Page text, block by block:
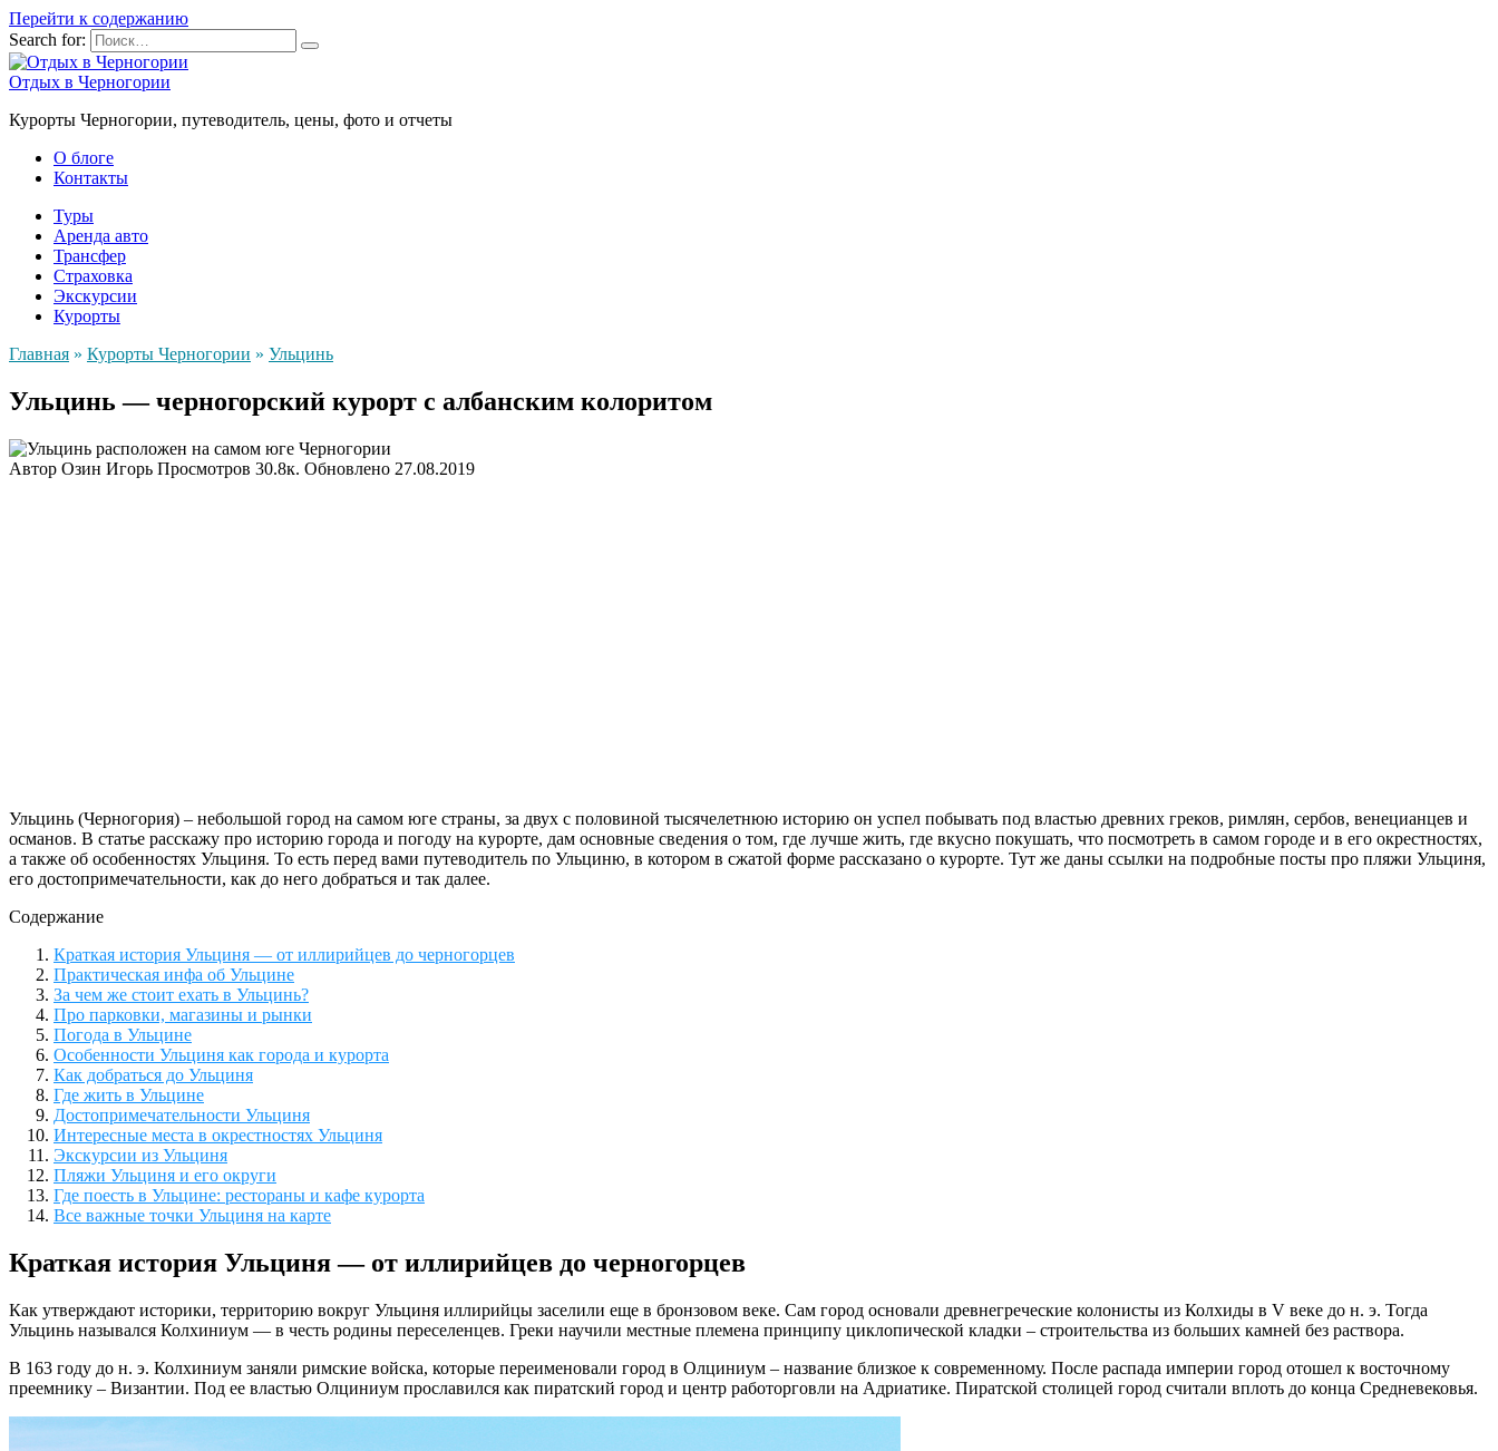
Перейти к содержанию
Search for:
Отдых в Черногории
Курорты Черногории, путеводитель, цены, фото и отчеты
О блоге
Контакты
Туры
Аренда авто
Трансфер
Страховка
Экскурсии
Курорты
Главная » Курорты Черногории » Ульцинь
Ульцинь — черногорский курорт с албанским колоритом
Автор Озин Игорь Просмотров 30.8к. Обновлено 27.08.2019
Ульцинь (Черногория) – небольшой город на самом юге страны, за двух с половиной тысячелетнюю историю он успел побывать под властью древних греков, римлян, сербов, венецианцев и
османов. В статье расскажу про историю города и погоду на курорте, дам основные сведения о том, где лучше жить, где вкусно покушать, что посмотреть в самом городе и в его окрестностях,
а также об особенностях Ульциня. То есть перед вами путеводитель по Ульциню, в котором в сжатой форме рассказано о курорте. Тут же даны ссылки на подробные посты про пляжи Ульциня,
его достопримечательности, как до него добраться и так далее.
Содержание
Краткая история Ульциня — от иллирийцев до черногорцев
Практическая инфа об Ульцине
За чем же стоит ехать в Ульцинь?
Про парковки, магазины и рынки
Погода в Ульцине
Особенности Ульциня как города и курорта
Как добраться до Ульциня
Где жить в Ульцине
Достопримечательности Ульциня
Интересные места в окрестностях Ульциня
Экскурсии из Ульциня
Пляжи Ульциня и его округи
Где поесть в Ульцине: рестораны и кафе курорта
Все важные точки Ульциня на карте
Краткая история Ульциня — от иллирийцев до черногорцев
Как утверждают историки, территорию вокруг Ульциня иллирийцы заселили еще в бронзовом веке. Сам город основали древнегреческие колонисты из Колхиды в V веке до н. э. Тогда
Ульцинь назывался Колхиниум — в честь родины переселенцев. Греки научили местные племена принципу циклопической кладки – строительства из больших камней без раствора.
В 163 году до н. э. Колхиниум заняли римские войска, которые переименовали город в Олциниум – название близкое к современному. После распада империи город отошел к восточному
преемнику – Византии. Под ее властью Олциниум прославился как пиратский город и центр работорговли на Адриатике. Пиратской столицей город считали вплоть до конца Средневековья.